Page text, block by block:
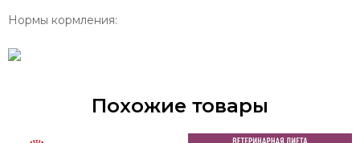
Нормы кормления:
Похожие товары